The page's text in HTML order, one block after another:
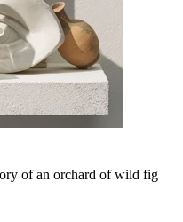
of an orchard of wild fig